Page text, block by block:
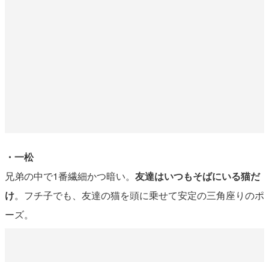
・一松
兄弟の中で1番繊細かつ暗い。 友達はいつもそばにいる猫だ
け。フチ子でも、友達の猫を頭に乗せて安定の三角座りのポ
ーズ。